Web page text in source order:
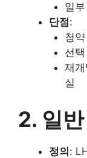
일
단점 :
청
선
재
실
2. 일
정의: